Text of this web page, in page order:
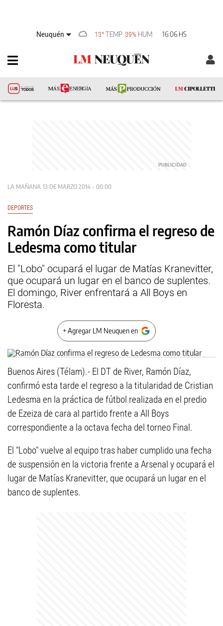
Neuquén 13° TEMP 39% HUM 16:06 HS
LA MAÑANA 13 DE MARZO 2014 - 00:00
DEPORTES
Ramón Díaz confirma el regreso de
Ledesma como titular
El "Lobo" ocupará el lugar de Matías Kranevitter,
que ocupará un lugar en el banco de suplentes.
El domingo, River enfrentará a All Boys en
Floresta.
+ Agregar LM Neuquen en
Buenos Aires (Télam).- El DT de River, Ramón Díaz,
confirmó esta tarde el regreso a la titularidad de Cristian
Ledesma en la práctica de fútbol realizada en el predio
de Ezeiza de cara al partido frente a All Boys
correspondiente a la octava fecha del torneo Final.
El "Lobo" vuelve al equipo tras haber cumplido una fecha
de suspensión en la victoria frente a Arsenal y ocupará el
lugar de Matías Kranevitter, que ocupará un lugar en el
banco de suplentes.